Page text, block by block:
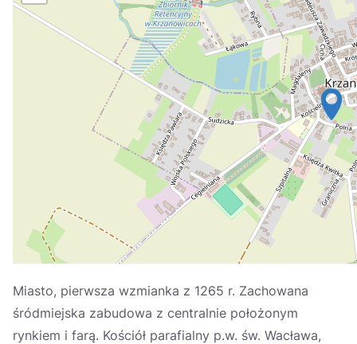
Україна
Miasto, pierwsza wzmianka z 1265 r. Zachowana
śródmiejska zabudowa z centralnie położonym
rynkiem i farą. Kościół parafialny p.w. św. Wacława,